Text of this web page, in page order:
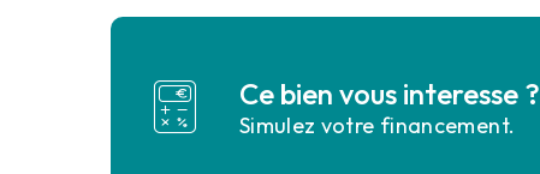
Ce bien vous interesse ?
Simulez votre financement.